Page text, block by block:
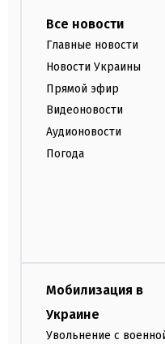
Все новости
Главные новости
Новости Украины
Прямой эфир
Видеоновости
Аудионовости
Погода
Мобилизация в
Украине
Увольнение с